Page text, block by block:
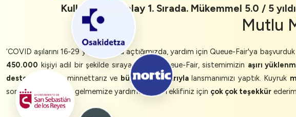
Kullanımı En Kolay 1. Sırada. Mükemmel 5.0 / 5
Mutlu
‘COVID aşılarını 16-29 yaş grubuna açtığımızda, yardım için Queue-Fair'ya
450.000 kişiyi adil bir şekilde sıraya koydu. Queue-Fair, sistemimizin aşırı
desteği
için çok minnettarız ve büyük bir başarıylalansmanımızı yaptık. Kuyruk
sorunun üstesinden gelmemize yardımcı oldu. Teklifiniz için çok çok teşekkür